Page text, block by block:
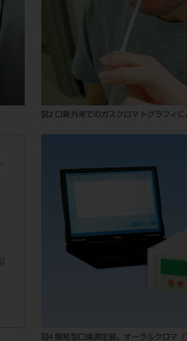
図2 口臭外来でのガスクロマトグラフィ
図4 簡易型口臭測定器。オーラルクロマ